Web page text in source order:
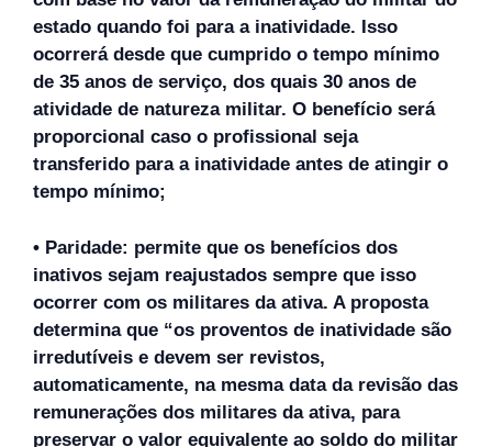
estado quando foi para a inatividade. Isso
ocorrerá desde que cumprido o tempo mínimo
de 35 anos de serviço, dos quais 30 anos de
atividade de natureza militar. O benefício será
proporcional caso o profissional seja
transferido para a inatividade antes de atingir o
tempo mínimo;
• Paridade: permite que os benefícios dos
inativos sejam reajustados sempre que isso
ocorrer com os militares da ativa. A proposta
determina que “os proventos de inatividade são
irredutíveis e devem ser revistos,
automaticamente, na mesma data da revisão das
remunerações dos militares da ativa, para
preservar o valor equivalente ao soldo do militar